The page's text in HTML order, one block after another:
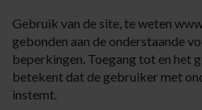
Gebruik van de site, te weten
gebonden aan de onderstaande
beperkingen. Toegang tot en het
betekent dat de gebruiker met
instemt.